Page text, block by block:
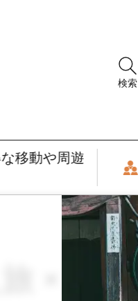
検索
移動や周遊
× 7月